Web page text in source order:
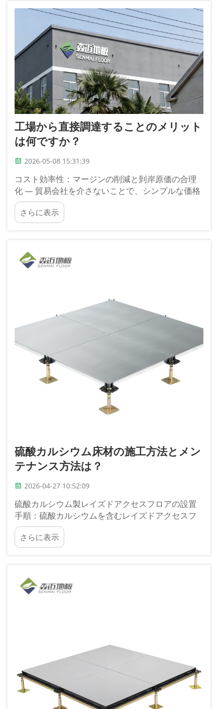
工場から直接調達することのメリット
は何ですか？
2026-05-08 15:31:39
コスト効率性：マージンの削減と到岸原価の合理
化 — 貿易会社を介さないことで、シンプルな価格
設定とコスト削減を実現。床高型工場から直接購
入すると、貿易会社によるマージンがすべて排除
され、コストは通常…
さらに表示
硫酸カルシウム床材の施工方法とメン
テナンス方法は？
2026-04-27 10:52:09
硫酸カルシウム製レイズドアクセスフロアの設置
手順：硫酸カルシウムを含むレイズドアクセスフ
ロアの設置手順に従うことで、最良の結果が得ら
れます。これらの手順に従うことで、適切な効率
性が確保されます…
さらに表示